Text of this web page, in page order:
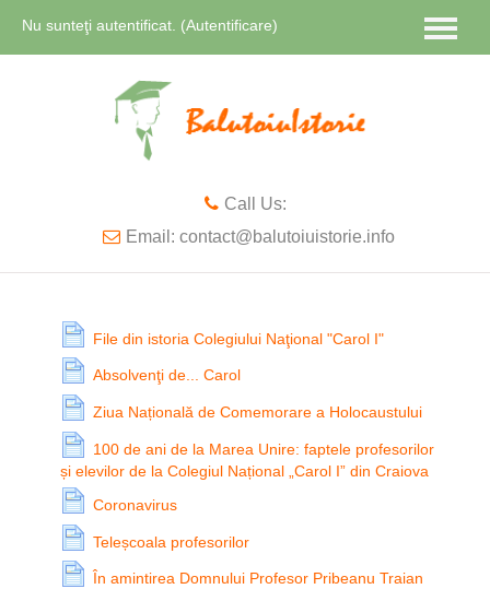
Nu sunteţi autentificat. (Autentificare)
Call Us:
Email: contact@balutoiuistorie.info
File din istoria Colegiului Naţional "Carol I"
Absolvenţi de... Carol
Ziua Națională de Comemorare a Holocaustului
100 de ani de la Marea Unire: faptele profesorilor
și elevilor de la Colegiul Național „Carol I” din Craiova
Coronavirus
Teleșcoala profesorilor
În amintirea Domnului Profesor Pribeanu Traian